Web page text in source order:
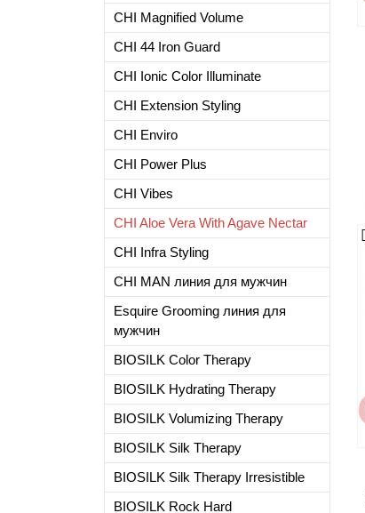
CHI Magnified Volume
CHI 44 Iron Guard
CHI Ionic Color Illuminate
CHI Extension Styling
CHI Enviro
CHI Power Plus
CHI Vibes
CHI Aloe Vera With Agave Nectar
CHI Infra Styling
CHI MAN линия для мужчин
Esquire Grooming линия для
мужчин
BIOSILK Color Therapy
BIOSILK Hydrating Therapy
BIOSILK Volumizing Therapy
BIOSILK Silk Therapy
BIOSILK Silk Therapy Irresistible
BIOSILK Rock Hard